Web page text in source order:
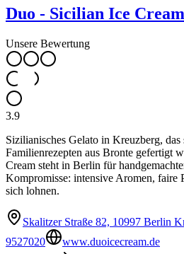
Duo - Sicilian Ice Cream
Unsere Bewertung
3.9
Sizilianisches Gelato in Kreuzberg, das
Familienrezepten aus Bronte gefertigt
Cream steht in Berlin für
Kompromisse: intensive Aromen, faire
sich lohnen.
Skalitzer Straße 82, 10997 Berlin
9527020
www.duoicecream.de